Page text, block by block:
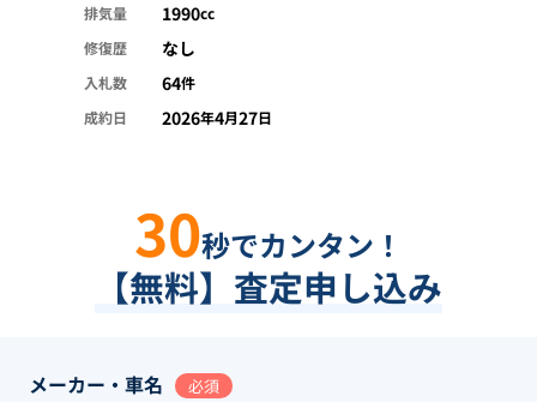
排気量 1990cc
修復歴
なし
入札数 64件
成約日
2026年4月27日
30秒でカンタン！
【無料】査定申し込み
メーカー・車名 必須